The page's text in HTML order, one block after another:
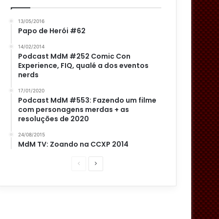
13/05/2016
Papo de Herói #62
14/02/2014
Podcast MdM #252 Comic Con
Experience, FIQ, qualé a dos eventos
nerds
17/01/2020
Podcast MdM #553: Fazendo um filme
com personagens merdas + as
resoluções de 2020
24/08/2015
MdM TV: Zoando na CCXP 2014